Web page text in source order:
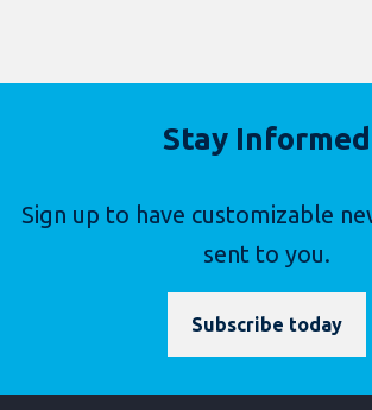
Stay Informed
Sign up to have customizable
sent to you.
Subscribe today